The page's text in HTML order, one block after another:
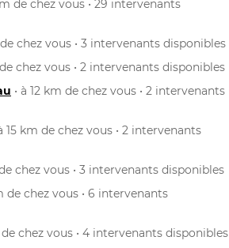
de chez vous • 29 intervenants
chez vous • 3 intervenants disponibles
de chez vous • 2 intervenants disponibles
• à 12 km de chez vous • 2 intervenants
15 km de chez vous • 2 intervenants
chez vous • 3 intervenants disponibles
de chez vous • 6 intervenants
de chez vous • 4 intervenants disponibles